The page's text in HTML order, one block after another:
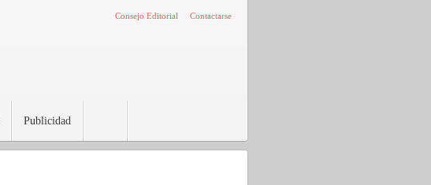
Consejo Editorial Contactarse
Publicidad